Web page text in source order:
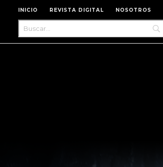
INICIO REVISTA DIGITAL NOSOTROS